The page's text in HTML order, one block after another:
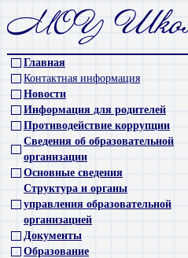
Главная
Контактная информация
Новости
Информация для родителей
Противодействие коррупции
Сведения об образовательной
организации
Основные сведения
Структура и органы
управления образовательной
организацией
Документы
Образование